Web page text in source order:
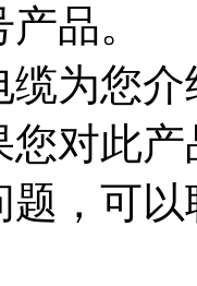
品。
缆为您介
对此
，可